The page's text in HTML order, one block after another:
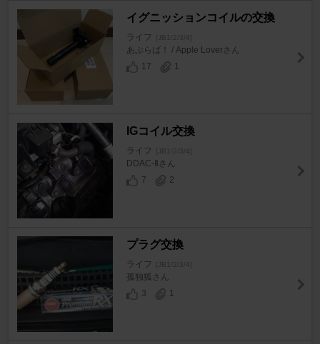
イグニッションコイルの交換
ライフ [JB1/2/3/4]
あぷらば！ / Apple Loverさん
17
1
IGコイル交換
ライフ [JB1/2/3/4]
DDAC-Ⅱさん
7
2
プラグ交換
ライフ [JB1/2/3/4]
孤独狐さん
3
1